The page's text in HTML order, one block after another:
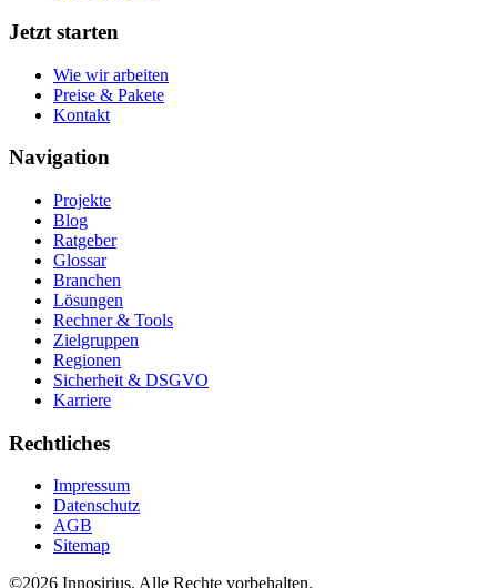
Jetzt starten
Wie wir arbeiten
Preise & Pakete
Kontakt
Navigation
Projekte
Blog
Ratgeber
Glossar
Branchen
Lösungen
Rechner & Tools
Zielgruppen
Regionen
Sicherheit & DSGVO
Karriere
Rechtliches
Impressum
Datenschutz
AGB
Sitemap
©2026 Innosirius. Alle Rechte vorbehalten.